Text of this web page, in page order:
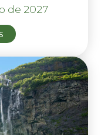
de 2027